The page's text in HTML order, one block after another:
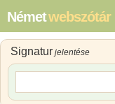
Németwebszótár
Signatur jelentése